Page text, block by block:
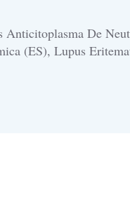
Anticitoplasma De
(ES), Lupus